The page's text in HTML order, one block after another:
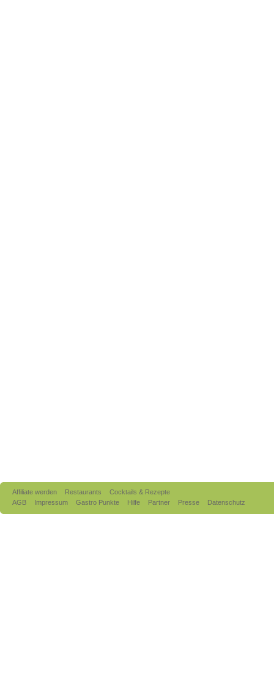
Affiliate werden Restaurants
Cocktails & Rezepte
AGB
Impressum Gastro Punkte Hilfe Partner Presse Datenschutz